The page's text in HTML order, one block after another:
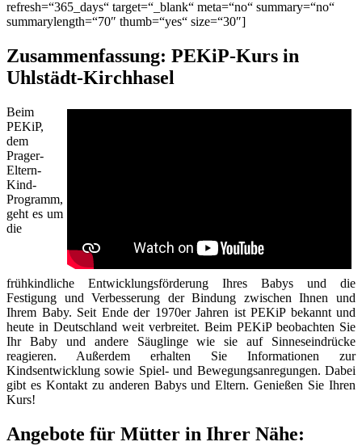
refresh=“365_days“ target=“_blank“ meta=“no“ summary=“no“
summarylength=“70″ thumb=“yes“ size=“30″]
Zusammenfassung: PEKiP-Kurs in
Uhlstädt-Kirchhasel
Beim
PEKiP,
dem
Prager-
Eltern-
Kind-
Programm,
geht es um
die
frühkindliche Entwicklungsförderung Ihres Babys und die
Festigung und Verbesserung der Bindung zwischen Ihnen und
Ihrem Baby. Seit Ende der 1970er Jahren ist PEKiP bekannt und
heute in Deutschland weit verbreitet. Beim PEKiP beobachten Sie
Ihr Baby und andere Säuglinge wie sie auf Sinneseindrücke
reagieren. Außerdem erhalten Sie Informationen zur
Kindsentwicklung sowie Spiel- und Bewegungsanregungen. Dabei
gibt es Kontakt zu anderen Babys und Eltern. Genießen Sie Ihren
Kurs!
Angebote für Mütter in Ihrer Nähe: